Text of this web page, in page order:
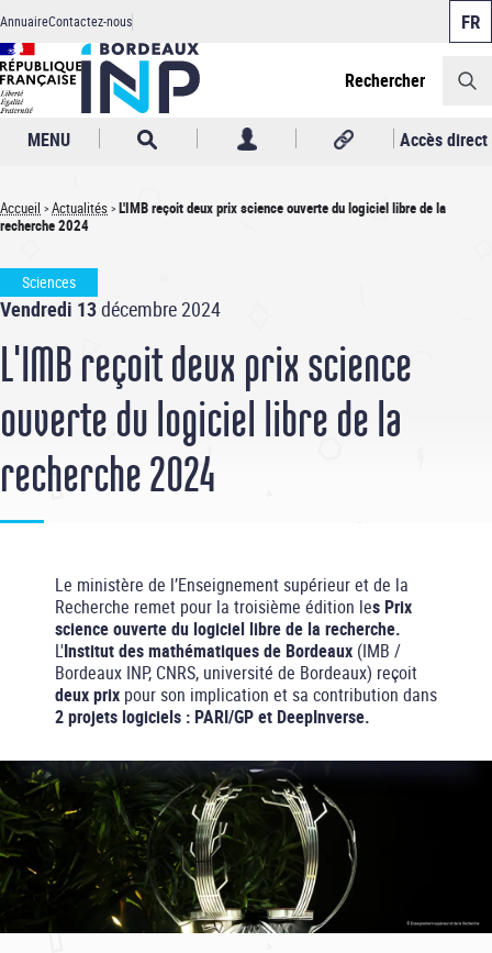
Aller
au
contenu
principal
Header
AnnuaireContactez-nous
Rechercher
MENU Accès direct
Fil
d'Ariane
Accueil Actualités L'IMB reçoit deux prix science ouverte du logiciel libre de la
recherche 2024
Sciences
Vendredi 13décembre 2024
L'IMB reçoit deux prix science
ouverte du logiciel libre de la
recherche 2024
Le ministère de l’Enseignement supérieur et de la
Recherche remet pour la troisième édition les Prix
science ouverte du logiciel libre de la recherche.
L'Institut des mathématiques de Bordeaux (IMB /
Bordeaux INP, CNRS, université de Bordeaux) reçoit
deux prix pour son implication et sa contribution dans
2 projets logiciels : PARI/GP et DeepInverse.
Panneau de gestion des cookies